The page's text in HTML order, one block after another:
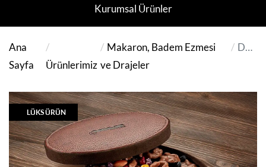
Kurumsal Ürünler
Ana
Sayfa
Ürünlerimiz
Makaron, Badem Ezmesi
ve Drajeler
D6DR
LÜKS ÜRÜN